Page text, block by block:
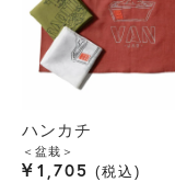
ハンカチ
＜盆栽＞
¥ 1,705 税込